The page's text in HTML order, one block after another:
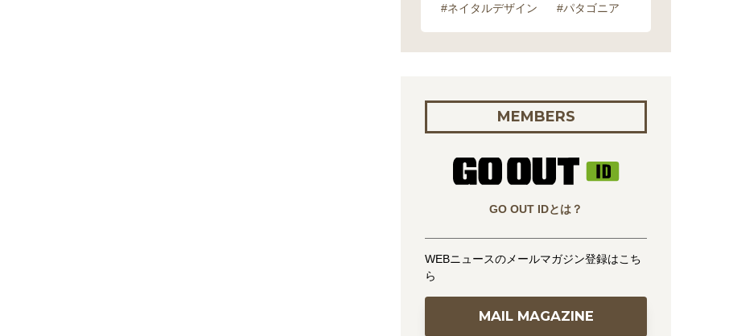
#ネイタルデザイン
#パタゴニア
MEMBERS
GO OUT IDとは？
WEBニュースのメールマガジン登録はこち
ら
MAIL MAGAZINE